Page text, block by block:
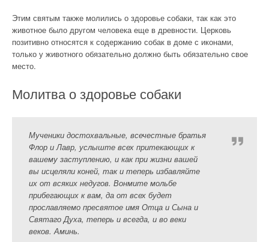
Этим святым также молились о здоровье собаки, так как это
животное было другом человека еще в древности. Церковь
позитивно относятся к содержанию собак в доме с иконами,
только у животного обязательно должно быть обязательно свое
место.
Молитва о здоровье собаки
Мученики достохвальные, всечестные братья
Флор и Лавр, услыште всех притекающих к
вашему заступлению, и как при жизни вашей
вы исцеляли коней, так и теперь избавляйте
их от всяких недугов. Вонмите мольбе
прибегающих к вам, да от всех будет
прославляемо пресвятое имя Отца и Сына и
Святаго Духа, теперь и всегда, и во веки
веков. Аминь.